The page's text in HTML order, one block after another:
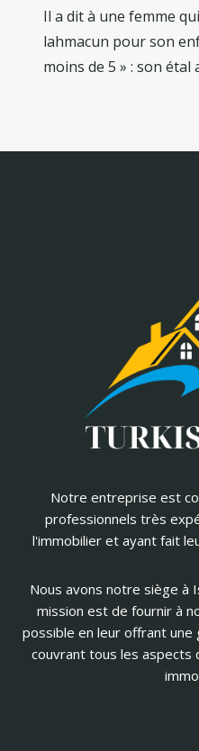
Il a dit à une femme
lahmacun pour son
moins de 5 » : son étal
Notre entreprise est
professionnels très
l'immobilier et ayant fait
Nous avons notre siège à
mission est de fournir à
possible en leur offrant
couvrant tous les aspects